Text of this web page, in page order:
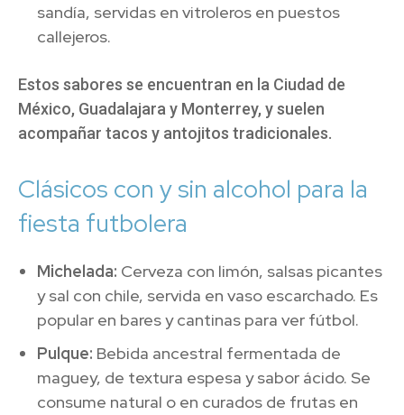
sandía, servidas en vitroleros en puestos
callejeros.
Estos sabores se encuentran en la Ciudad de
México, Guadalajara y Monterrey, y suelen
acompañar tacos y antojitos tradicionales.
Clásicos con y sin alcohol para la
fiesta futbolera
Michelada: Cerveza con limón, salsas picantes
y sal con chile, servida en vaso escarchado. Es
popular en bares y cantinas para ver fútbol.
Pulque: Bebida ancestral fermentada de
maguey, de textura espesa y sabor ácido. Se
consume natural o en curados de frutas en